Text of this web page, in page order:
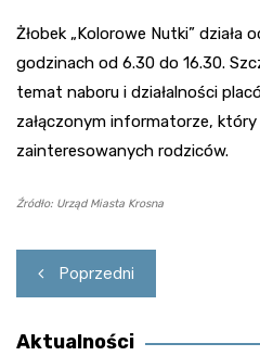
Żłobek „Kolorowe Nutki” działa
godzinach od 6.30 do 16.30.
temat naboru i działalności
załączonym informatorze,
zainteresowanych rodziców.
Źródło: Urząd Miasta Krosna
Nawigacja
wpisu
Poprzedni
Aktualności